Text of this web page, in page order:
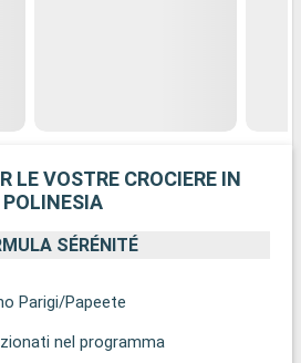
LE VOSTRE CROCIERE IN
POLINESIA
SÉRÉNITÉ
Parigi/Papeete
nel programma